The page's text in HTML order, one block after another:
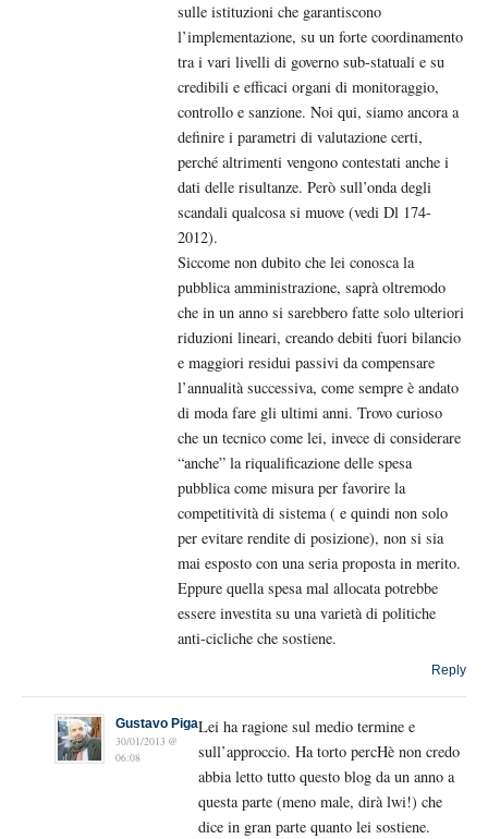
sulle istituzioni che garantiscono
l’implementazione, su un forte coordinamento
tra i vari livelli di governo sub-statuali e su
credibili e efficaci organi di monitoraggio,
controllo e sanzione. Noi qui, siamo ancora a
definire i parametri di valutazione certi,
perché altrimenti vengono contestati anche i
dati delle risultanze. Però sull’onda degli
scandali qualcosa si muove (vedi Dl 174-
2012).
Siccome non dubito che lei conosca la
pubblica amministrazione, saprà oltremodo
che in un anno si sarebbero fatte solo ulteriori
riduzioni lineari, creando debiti fuori bilancio
e maggiori residui passivi da compensare
l’annualità successiva, come sempre è andato
di moda fare gli ultimi anni. Trovo curioso
che un tecnico come lei, invece di considerare
“anche” la riqualificazione delle spesa
pubblica come misura per favorire la
competitività di sistema ( e quindi non solo
per evitare rendite di posizione), non si sia
mai esposto con una seria proposta in merito.
Eppure quella spesa mal allocata potrebbe
essere investita su una varietà di politiche
anti-cicliche che sostiene.
Reply
Gustavo Piga
30/01/2013 @
06:08
Lei ha ragione sul medio termine e
sull’approccio. Ha torto percHè non credo
abbia letto tutto questo blog da un anno a
questa parte (meno male, dirà lwi!) che
dice in gran parte quanto lei sostiene.